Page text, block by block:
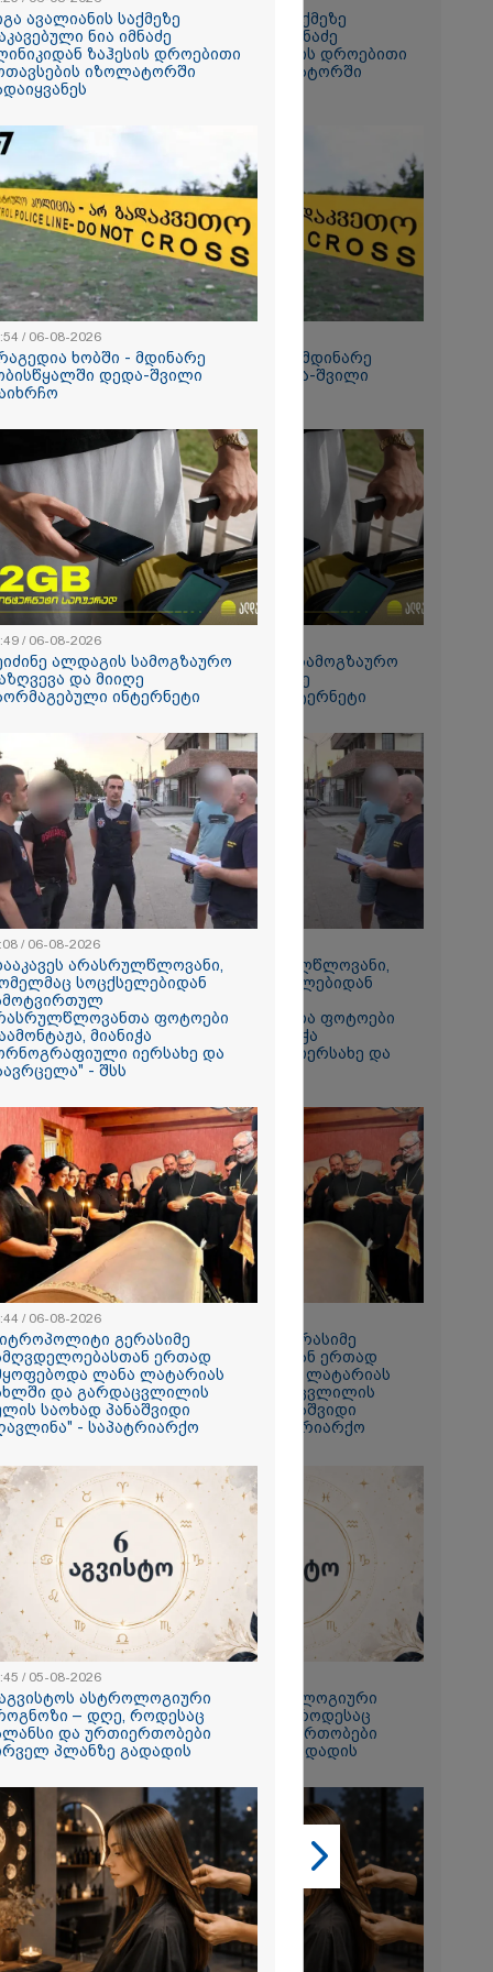
არ
-
ის წევრი
ნია
რომ
- კურიერის
და ჩაშლილი
საგზაო
შედეგად
და
25%-ით
- რას
1364.80
ფაქტზე
ემუქრება ნია
მას
აბურდული
რომ
ანასტასია
ადვოკატი
გიგა ავალიანის საქმეზე
დაკავებული ნია იმნაძე
კლინიკიდან ზაჰესის დროებითი
მოთავსების იზოლატორში
ტრაგედია ხობში - მდინარე
ხობისწყალში დედა-შვილი
შეიძინე ალდაგის სამოგზაურო
დაზღვევა და მიიღე
გაორმაგებული ინტერნეტი
"დააკავეს არასრულწლოვანი,
რომელმაც სოცქსელებიდან
არასრულწლოვანთა ფოტოები
დაამონტაჟა, მიანიჭა
პორნოგრაფიული იერსახე და
"მიტროპოლიტი გერასიმე
სამღვდელოებასთან ერთად
იმყოფებოდა ლანა ლატარიას
სახლში და გარდაცვლილის
სულის საოხად პანაშვიდი
აღავლინა" - საპატრიარქო
6 აგვისტოს ასტროლოგიური
პროგნოზი – დღე, როდესაც
ბალანსი და ურთიერთობები
პირველ პლანზე გადადის
ავალიანის საქმეზე
ნია იმნაძე
ზაჰესის დროებითი
იზოლატორში
/ 06-08-2026
ხობში - მდინარე
დედა-შვილი
/ 06-08-2026
ალდაგის სამოგზაურო
და მიიღე
ინტერნეტი
/ 06-08-2026
არასრულწლოვანი,
სოცქსელებიდან
ფოტოები
მიანიჭა
იერსახე და
- შსს
/ 06-08-2026
გერასიმე
ერთად
ლანა ლატარიას
და გარდაცვლილის
საოხად პანაშვიდი
- საპატრიარქო
/ 05-08-2026
ასტროლოგიური
– დღე, როდესაც
და ურთიერთობები
პლანზე გადადის